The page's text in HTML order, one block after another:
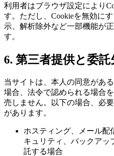
利用者はブラウザ設定により
す。ただし、Cookieを無効に
示、解析除外など一部機能が
す。
6. 第三者提供と委託
当サイトは、本人の同意があ
場合、法令で認められる場合
売しません。以下の場合、必
があります。
ホスティング、メール配
キュリティ、バックアッ
託する場合